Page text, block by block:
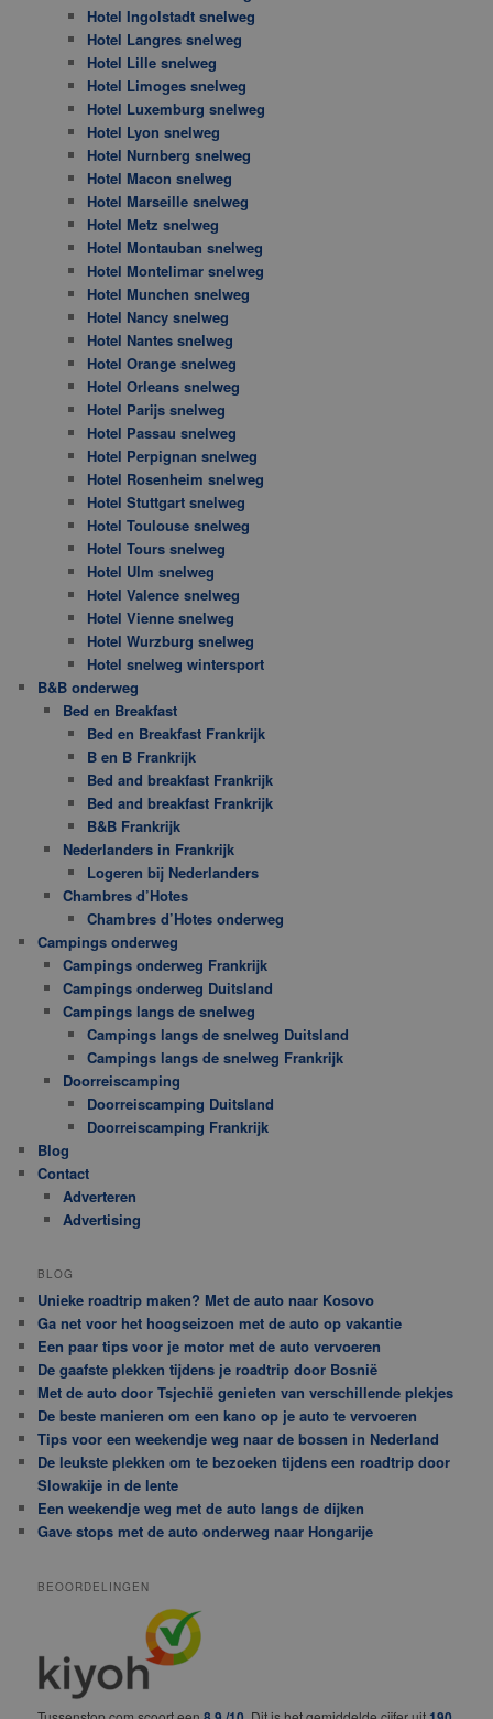
Hotel Ingolstadt snelweg
Hotel Langres snelweg
Hotel Lille snelweg
Hotel Limoges snelweg
Hotel Luxemburg snelweg
Hotel Lyon snelweg
Hotel Nurnberg snelweg
Hotel Macon snelweg
Hotel Marseille snelweg
Hotel Metz snelweg
Hotel Montauban snelweg
Hotel Montelimar snelweg
Hotel Munchen snelweg
Hotel Nancy snelweg
Hotel Nantes snelweg
Hotel Orange snelweg
Hotel Orleans snelweg
Hotel Parijs snelweg
Hotel Passau snelweg
Hotel Perpignan snelweg
Hotel Rosenheim snelweg
Hotel Stuttgart snelweg
Hotel Toulouse snelweg
Hotel Tours snelweg
Hotel Ulm snelweg
Hotel Valence snelweg
Hotel Vienne snelweg
Hotel Wurzburg snelweg
Hotel snelweg wintersport
B&B onderweg
Bed en Breakfast
Bed en Breakfast Frankrijk
B en B Frankrijk
Bed and breakfast Frankrijk
Bed and breakfast Frankrijk
B&B Frankrijk
Nederlanders in Frankrijk
Logeren bij Nederlanders
Chambres d’Hotes
Chambres d’Hotes onderweg
Campings onderweg
Campings onderweg Frankrijk
Campings onderweg Duitsland
Campings langs de snelweg
Campings langs de snelweg Duitsland
Campings langs de snelweg Frankrijk
Doorreiscamping
Doorreiscamping Duitsland
Doorreiscamping Frankrijk
Blog
Contact
Adverteren
Advertising
BLOG
Unieke roadtrip maken? Met de auto naar Kosovo
Ga net voor het hoogseizoen met de auto op vakantie
Een paar tips voor je motor met de auto vervoeren
De gaafste plekken tijdens je roadtrip door Bosnië
Met de auto door Tsjechië genieten van verschillende plekjes
De beste manieren om een kano op je auto te vervoeren
Tips voor een weekendje weg naar de bossen in Nederland
De leukste plekken om te bezoeken tijdens een roadtrip door
Slowakije in de lente
Een weekendje weg met de auto langs de dijken
Gave stops met de auto onderweg naar Hongarije
BEOORDELINGEN